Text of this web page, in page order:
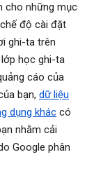
cho những mục
độ cài đặt
ghi-ta trên
học ghi-ta
cáo của
bạn, dữ liệu
dụng khác có
nhằm cải
Google phân